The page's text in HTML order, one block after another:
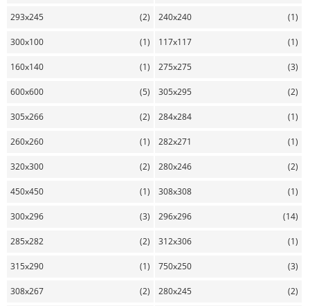
293x245 (2) 240x240 (1)
300x100 (1) 117x117 (1)
160x140 (1) 275x275 (3)
600x600 (5) 305x295 (2)
305x266 (2) 284x284 (1)
260x260 (1) 282x271 (1)
320x300 (2) 280x246 (2)
450x450 (1) 308x308 (1)
300x296 (3) 296x296 (14)
285x282 (2) 312x306 (1)
315x290 (1) 750x250 (3)
308x267 (2) 280x245 (2)